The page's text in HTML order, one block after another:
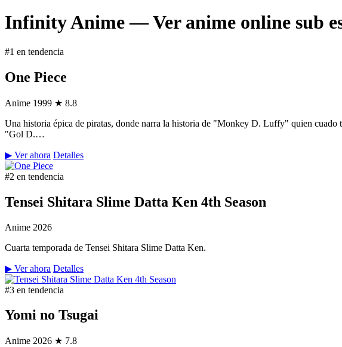
Infinity Anime — Ver anime online sub
#1 en tendencia
One Piece
Anime 1999 ★ 8.8
Una historia épica de piratas, donde narra la historia de "Monkey D. Luffy" quien
"Gol D.…
▶ Ver ahora Detalles
#2 en tendencia
Tensei Shitara Slime Datta Ken 4th Season
Anime 2026
Cuarta temporada de Tensei Shitara Slime Datta Ken.
▶ Ver ahora Detalles
#3 en tendencia
Yomi no Tsugai
Anime 2026 ★ 7.8